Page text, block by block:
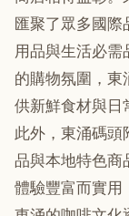
匯聚了眾多國
用品與生活必需
的購物氛圍，東
供新鮮食材與日
此外，東涌碼頭
品與本地特色商
體驗豐富而實用